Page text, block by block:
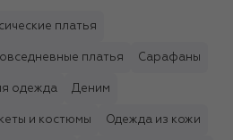
платья
платья Сарафаны
одежда Деним
и костюмы Одежда из кожи